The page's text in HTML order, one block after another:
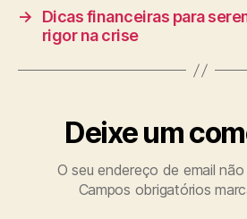
→
Dicas financeiras para
rigor na crise
Deixe um
O seu endereço de email
Campos obrigatórios